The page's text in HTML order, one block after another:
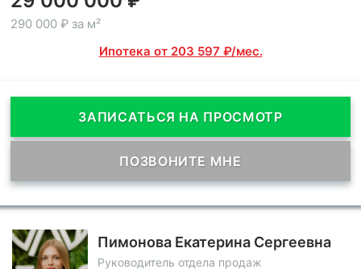
290 000 ₽ за м²
Ипотека от 203 597 ₽/мес.
ЗАПИСАТЬСЯ НА ПРОСМОТР
ПОЗВОНИТЕ МНЕ
Пимонова Екатерина Сергеевна
Руководитель отдела продаж